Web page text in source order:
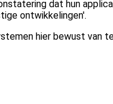
dat hun
ontwikkelingen'.
hier bewust van